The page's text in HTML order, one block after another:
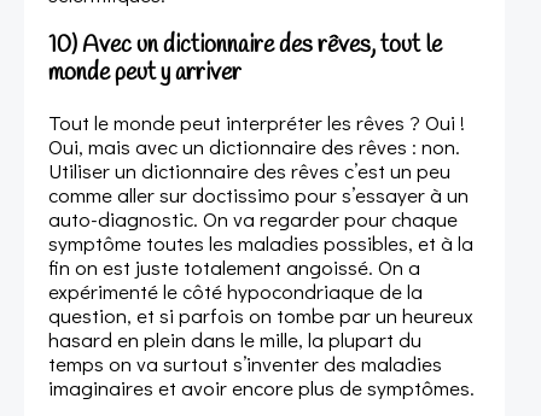
10) Avec un dictionnaire des rêves, tout le
monde peut y arriver
Tout le monde peut interpréter les rêves ? Oui !
Oui, mais avec un dictionnaire des rêves : non.
Utiliser un dictionnaire des rêves c’est un peu
comme aller sur doctissimo pour s’essayer à un
auto-diagnostic. On va regarder pour chaque
symptôme toutes les maladies possibles, et à la
fin on est juste totalement angoissé. On a
expérimenté le côté hypocondriaque de la
question, et si parfois on tombe par un heureux
hasard en plein dans le mille, la plupart du
temps on va surtout s’inventer des maladies
imaginaires et avoir encore plus de symptômes.